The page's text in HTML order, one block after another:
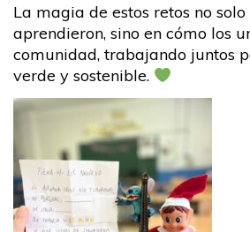
La magia de estos retos no
aprendieron, sino en cómo los
comunidad, trabajando juntos
verde y sostenible.